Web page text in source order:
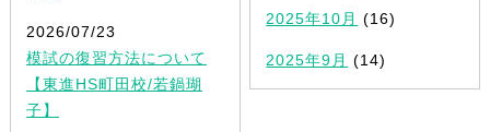
2026/07/23
模試の復習方法について
【東進HS町田校/若鍋瑚
子】
2025年10月 (16)
2025年9月 (14)